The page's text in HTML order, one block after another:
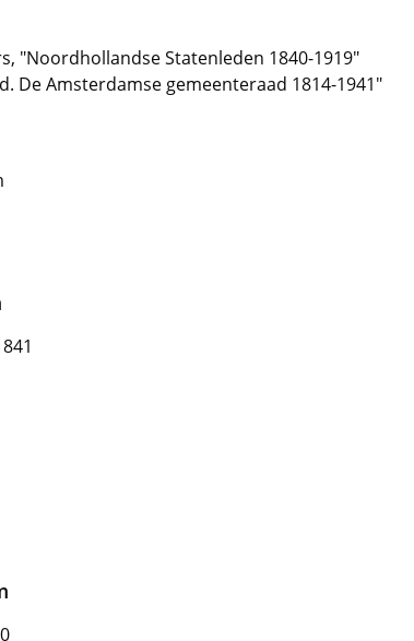
"Noordhollandse Statenleden 1840-1919"
De Amsterdamse gemeenteraad 1814-1941"